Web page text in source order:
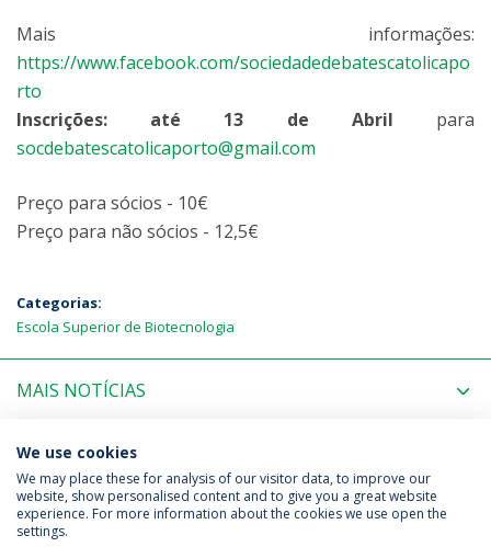
Mais informações:
https://www.facebook.com/sociedadedebatescatolicapo
rto
Inscrições: até 13 de Abril para
socdebatescatolicaporto@gmail.com
Preço para sócios - 10€
Preço para não sócios - 12,5€
Categorias:
Escola Superior de Biotecnologia
MAIS NOTÍCIAS
PRÓXIMOS EVENTOS
Política de Privacidade
Termos & Condições
We use cookies
We may place these for analysis of our visitor data, to improve our
website, show personalised content and to give you a great website
experience. For more information about the cookies we use open the
settings.